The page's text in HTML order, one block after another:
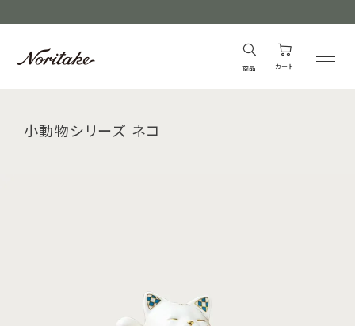
商品 カート
小動物シリーズ ネコ